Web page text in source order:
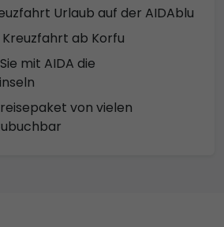
Urlaub auf der AIDAblu
ab Korfu
mit AIDA die
von vielen